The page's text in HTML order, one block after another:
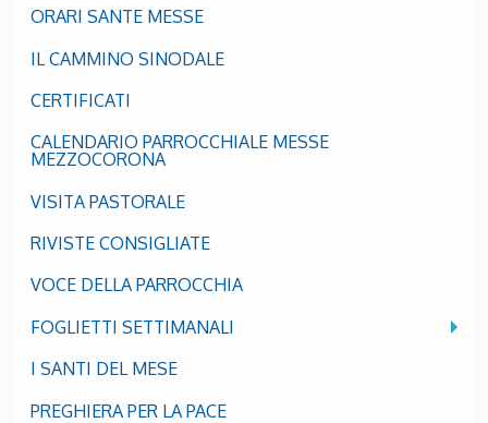
ORARI SANTE MESSE
IL CAMMINO SINODALE
CERTIFICATI
CALENDARIO PARROCCHIALE MESSE
MEZZOCORONA
VISITA PASTORALE
RIVISTE CONSIGLIATE
VOCE DELLA PARROCCHIA
FOGLIETTI SETTIMANALI
I SANTI DEL MESE
PREGHIERA PER LA PACE